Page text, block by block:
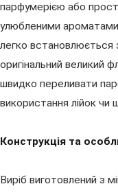
парфумерією або
улюбленими ароматами
легко встановлюється
оригінальний великий
швидко переливати
використання лійок чи
Конструкція та
Виріб виготовлений з